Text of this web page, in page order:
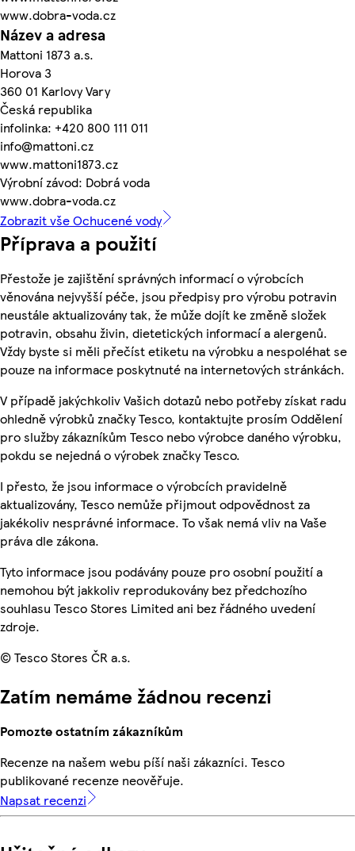
www.dobra-voda.cz
Název a adresa
Mattoni 1873 a.s.
Horova 3
360 01 Karlovy Vary
Česká republika
infolinka: +420 800 111 011
info@mattoni.cz
www.mattoni1873.cz
Výrobní závod: Dobrá voda
www.dobra-voda.cz
Zobrazit vše Ochucené vody
Příprava a použití
Přestože je zajištění správných informací o výrobcích
věnována nejvyšší péče, jsou předpisy pro výrobu potravin
neustále aktualizovány tak, že může dojít ke změně složek
potravin, obsahu živin, dietetických informací a alergenů.
Vždy byste si měli přečíst etiketu na výrobku a nespoléhat se
pouze na informace poskytnuté na internetových stránkách.
V případě jakýchkoliv Vašich dotazů nebo potřeby získat radu
ohledně výrobků značky Tesco, kontaktujte prosím Oddělení
pro služby zákazníkům Tesco nebo výrobce daného výrobku,
pokdu se nejedná o výrobek značky Tesco.
I přesto, že jsou informace o výrobcích pravidelně
aktualizovány, Tesco nemůže přijmout odpovědnost za
jakékoliv nesprávné informace. To však nemá vliv na Vaše
práva dle zákona.
Tyto informace jsou podávány pouze pro osobní použití a
nemohou být jakkoliv reprodukovány bez předchozího
souhlasu Tesco Stores Limited ani bez řádného uvedení
zdroje.
© Tesco Stores ČR a.s.
Zatím nemáme žádnou recenzi
Pomozte ostatním zákazníkům
Recenze na našem webu píší naši zákazníci. Tesco
publikované recenze neověřuje.
Napsat recenzi